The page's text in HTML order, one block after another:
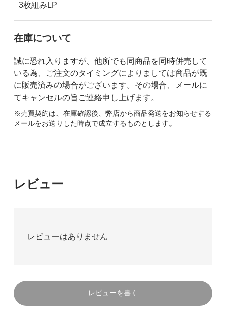
3枚組みLP
在庫について
誠に恐れ入りますが、他所でも同商品を同時併売して
いる為、ご注文のタイミングによりましては商品が既
に販売済みの場合がございます。その場合、メールに
てキャンセルの旨ご連絡申し上げます。
※売買契約は、在庫確認後、弊店から商品発送をお知らせする
メールをお送りした時点で成立するものとします。
レビュー
レビューはありません
レビューを書く